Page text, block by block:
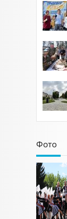
Фото